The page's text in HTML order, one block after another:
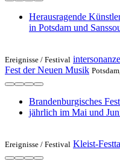
Herausragende
in Potsdam und
Ereignisse / Festival
Fest der Neuen Musik
Brandenburgisches
jährlich im Mai und
Ereignisse / Festival Kleist-